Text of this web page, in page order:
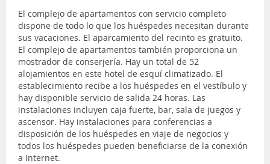
El complejo de apartamentos con servicio completo
dispone de todo lo que los huéspedes necesitan durante
sus vacaciones. El aparcamiento del recinto es gratuito.
El complejo de apartamentos también proporciona un
mostrador de conserjería. Hay un total de 52
alojamientos en este hotel de esquí climatizado. El
establecimiento recibe a los huéspedes en el vestíbulo y
hay disponible servicio de salida 24 horas. Las
instalaciones incluyen caja fuerte, bar, sala de juegos y
ascensor. Hay instalaciones para conferencias a
disposición de los huéspedes en viaje de negocios y
todos los huéspedes pueden beneficiarse de la conexión
a Internet.